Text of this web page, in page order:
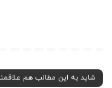
شاید به این مطالب هم